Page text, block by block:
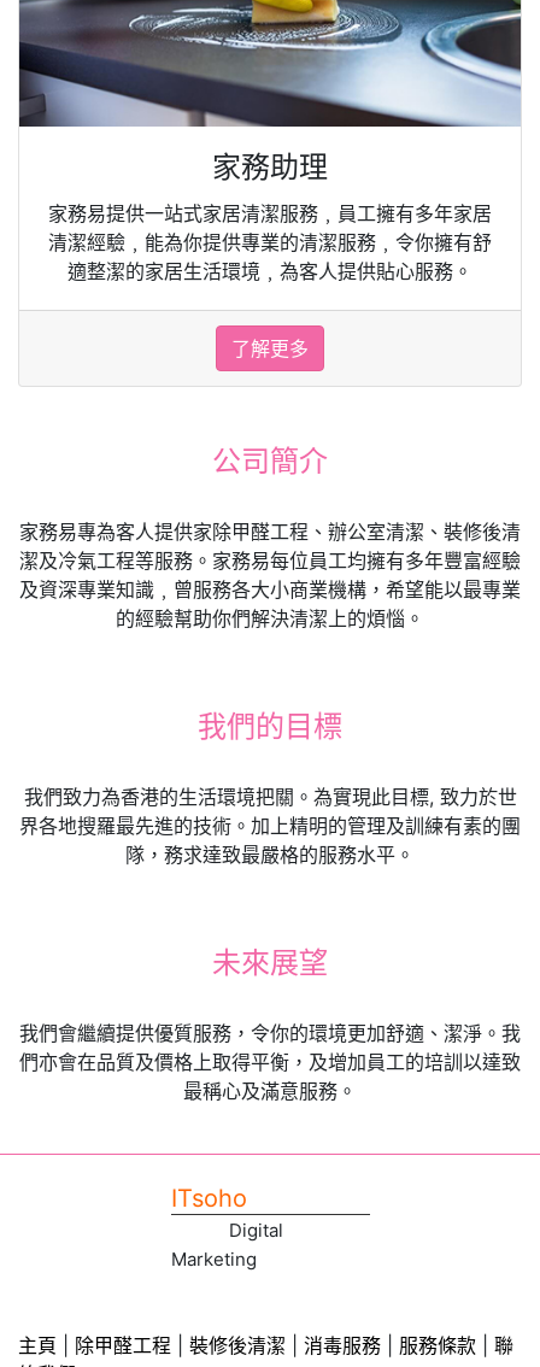
家務助理
家務易提供一站式家居清潔服務﹐員工擁有多年家居
清潔經驗﹐能為你提供專業的清潔服務﹐令你擁有舒
適整潔的家居生活環境﹐為客人提供貼心服務。
了解更多
公司簡介
家務易專為客人提供家除甲醛工程、辦公室清潔、裝修後清
潔及冷氣工程等服務。家務易每位員工均擁有多年豐富經驗
及資深專業知識﹐曾服務各大小商業機構，希望能以最專業
的經驗幫助你們解決清潔上的煩惱。
我們的目標
我們致力為香港的生活環境把關。為實現此目標, 致力於世
界各地搜羅最先進的技術。加上精明的管理及訓練有素的團
隊，務求達致最嚴格的服務水平。
未來展望
我們會繼續提供優質服務，令你的環境更加舒適、潔淨。我
們亦會在品質及價格上取得平衡，及增加員工的培訓以達致
最稱心及滿意服務。
ITsoho
Digital
Marketing
主頁 除甲醛工程 裝修後清潔 消毒服務 服務條款
聯